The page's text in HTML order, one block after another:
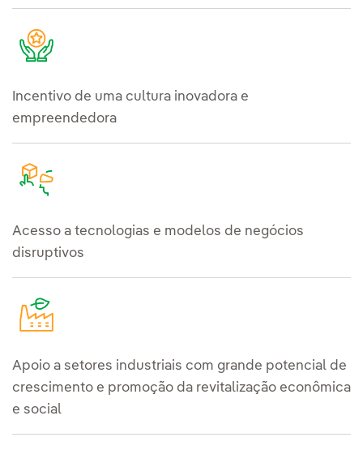
Incentivo de uma cultura inovadora e
empreendedora
Acesso a tecnologias e modelos de negócios
disruptivos
Apoio a setores industriais com grande potencial de
crescimento e promoção da revitalização econômica
e social